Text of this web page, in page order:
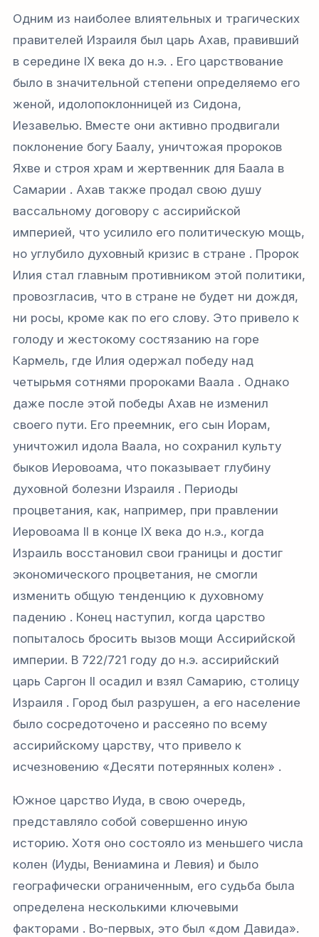
Одним из наиболее влиятельных и трагических
правителей Израиля был царь Ахав, правивший
в середине IX века до н.э. . Его царствование
было в значительной степени определяемо его
женой, идолопоклонницей из Сидона,
Иезавелью. Вместе они активно продвигали
поклонение богу Баалу, уничтожая пророков
Яхве и строя храм и жертвенник для Баала в
Самарии . Ахав также продал свою душу
вассальному договору с ассирийской
империей, что усилило его политическую мощь,
но углубило духовный кризис в стране . Пророк
Илия стал главным противником этой политики,
провозгласив, что в стране не будет ни дождя,
ни росы, кроме как по его слову. Это привело к
голоду и жестокому состязанию на горе
Кармель, где Илия одержал победу над
четырьмя сотнями пророками Ваала . Однако
даже после этой победы Ахав не изменил
своего пути. Его преемник, его сын Иорам,
уничтожил идола Ваала, но сохранил культу
быков Иеровоама, что показывает глубину
духовной болезни Израиля . Периоды
процветания, как, например, при правлении
Иеровоама II в конце IX века до н.э., когда
Израиль восстановил свои границы и достиг
экономического процветания, не смогли
изменить общую тенденцию к духовному
падению . Конец наступил, когда царство
попыталось бросить вызов мощи Ассирийской
империи. В 722/721 году до н.э. ассирийский
царь Саргон II осадил и взял Самарию, столицу
Израиля . Город был разрушен, а его население
было сосредоточено и рассеяно по всему
ассирийскому царству, что привело к
исчезновению «Десяти потерянных колен» .
Южное царство Иуда, в свою очередь,
представляло собой совершенно иную
историю. Хотя оно состояло из меньшего числа
колен (Иуды, Вениамина и Левия) и было
географически ограниченным, его судьба была
определена несколькими ключевыми
факторами . Во-первых, это был «дом Давида».